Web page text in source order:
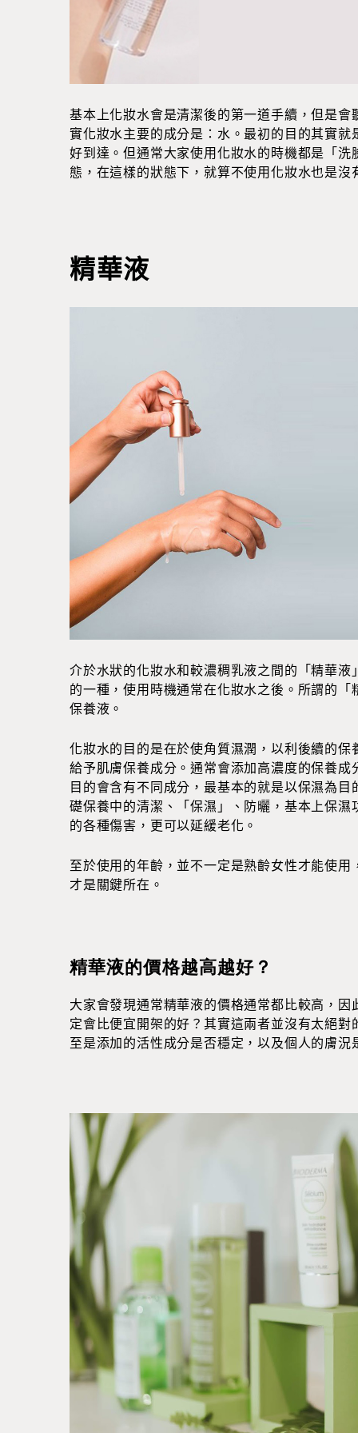
基本上化妝水會是清潔後的第一道手續，但是
實化妝水主要的成分是：水。最初的目的其實
好到達。但通常大家使用化妝水的時機都是「
態，在這樣的狀態下，就算不使用化妝水也是沒
精華液
介於水狀的化妝水和較濃稠乳液之間的「精華
的一種，使用時機通常在化妝水之後。所謂的
保養液。
化妝水的目的是在於使角質濕潤，以利後續的
給予肌膚保養成分。通常會添加高濃度的保養
目的會含有不同成分，最基本的就是以保濕為
礎保養中的清潔、「保濕」、防曬，基本上保
的各種傷害，更可以延緩老化。
至於使用的年齡，並不一定是熟齡女性才能使
才是關鍵所在。
精華液的價格越高越好？
大家會發現通常精華液的價格通常都比較高，
定會比便宜開架的好？其實這兩者並沒有太絕
至是添加的活性成分是否穩定，以及個人的膚況